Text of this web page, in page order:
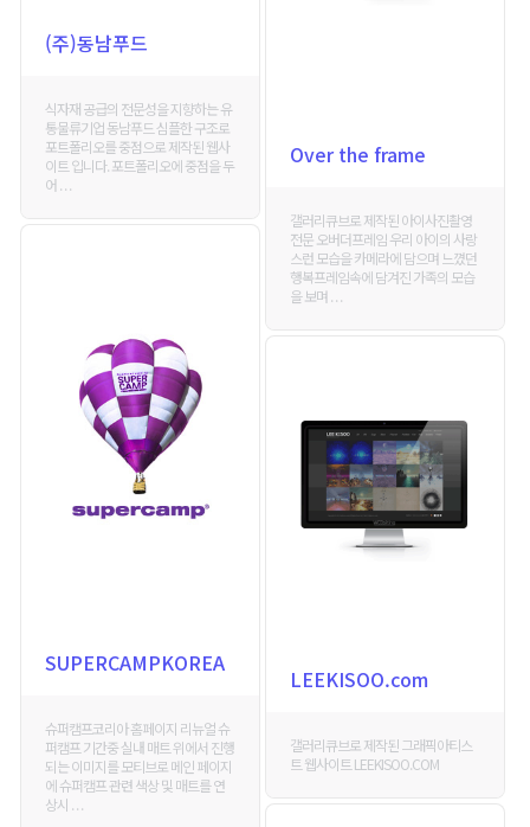
Over the frame
갤러리큐브로 제작된 아이사진촬영
전문 오버더프레임 우리 아이의 사랑
스런 모습을 카메라에 담으며 느꼈던
행복프레임속에 담겨진 가족의 모습
을 보며 . . .
(주)동남푸드
식자재 공급의 전문성을 지향하는 유
통물류기업 동남푸드 심플한 구조로
포트폴리오를 중점으로 제작된 웹사
이트 입니다. 포트폴리오에 중점을 두
어 . . .
SUPERCAMPKOREA
슈퍼캠프코리아 홈페이지 리뉴얼 슈
퍼캠프 기간중 실내 매트 위에서 진행
되는 이미지를 모티브로 메인 페이지
에 슈퍼캠프 관련 색상 및 매트를 연
상시 . . .
LEEKISOO.com
갤러리큐브로 제작된 그래픽아티스
트 웹사이트 LEEKISOO.COM